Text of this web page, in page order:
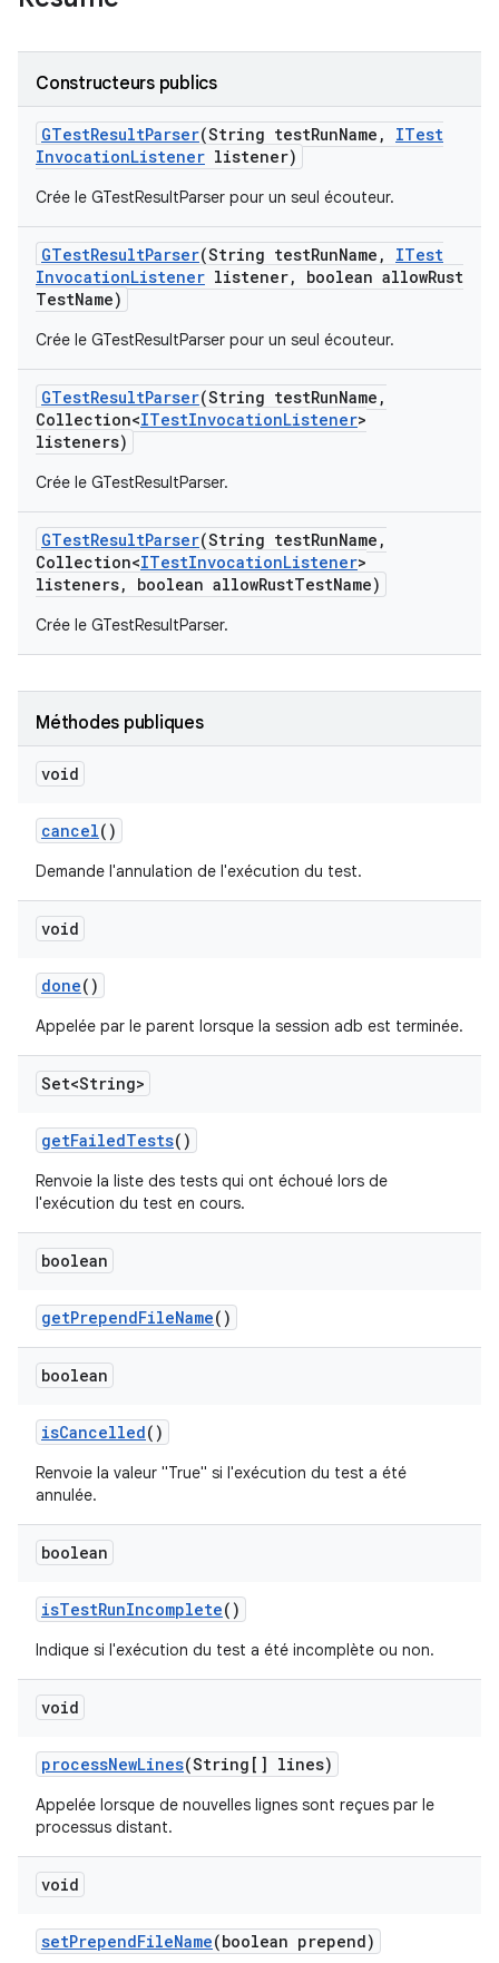
Constructeurs publics
GTestResultParser(String testRunName ,
ITest
InvocationListener listener)
Crée le GTestResultParser pour un seul écouteur.
GTestResultParser(String testRunName ,
ITest
InvocationListener listener, boolean allowRust
TestName)
Crée le GTestResultParser pour un seul écouteur.
GTestResultParser(String testRunName ,
Collection<ITestInvocationListener>
listeners)
Crée le GTestResultParser.
GTestResultParser(String testRunName ,
Collection<ITestInvocationListener>
listeners, boolean allowRustTestName)
Crée le GTestResultParser.
Méthodes publiques
void
cancel()
Demande l'annulation de l'exécution du test.
void
done()
Appelée par le parent lorsque la session adb est terminée.
Set<String>
getFailedTests()
Renvoie la liste des tests qui ont échoué lors de
l'exécution du test en cours.
boolean
getPrependFileName()
boolean
isCancelled()
Renvoie la valeur "True" si l'exécution du test a été
annulée.
boolean
isTestRunIncomplete()
Indique si l'exécution du test a été incomplète ou non.
void
processNewLines(String[] lines)
Appelée lorsque de nouvelles lignes sont reçues par le
processus distant.
void
setPrependFileName(boolean prepend)